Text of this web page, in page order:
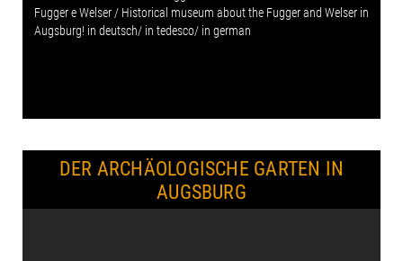
Fugger e Welser / Historical museum about the Fugger and Welser in
Augsburg! in deutsch/ in tedesco/ in german
DER ARCHÄOLOGISCHE GARTEN IN
AUGSBURG